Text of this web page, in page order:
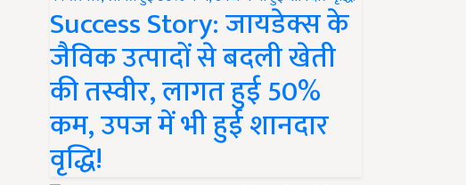
Success Story: जायडेक्स के
जैविक उत्पादों से बदली खेती
की तस्वीर, लागत हुई 50%
कम, उपज में भी हुई शानदार
वृद्धि!